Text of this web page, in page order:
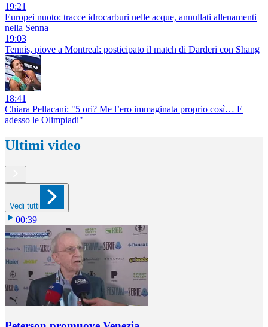
19:21
Europei nuoto: tracce idrocarburi nelle acque, annullati allenamenti
nella Senna
19:03
Tennis, piove a Montreal: posticipato il match di Darderi con Shang
18:41
Chiara Pellacani: "5 ori? Me l’ero immaginata proprio così… E
adesso le Olimpiadi"
Ultimi video
Vedi tutti
00:39